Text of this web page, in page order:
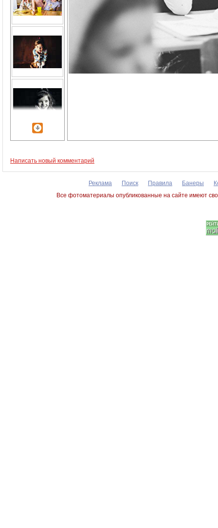
Написать новый комментарий
Реклама Поиск Правила Банеры
Все фотоматериалы опубликованные на сайте имеют